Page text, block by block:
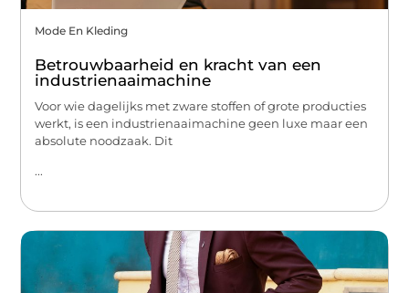
Mode En Kleding
Betrouwbaarheid en kracht van een
industrienaaimachine
Voor wie dagelijks met zware stoffen of grote producties
werkt, is een industrienaaimachine geen luxe maar een
absolute noodzaak. Dit
...